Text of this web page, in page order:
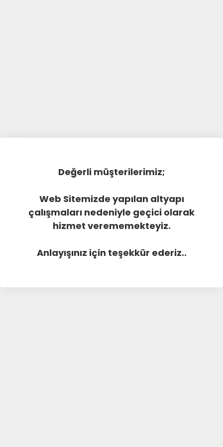
Değerli müşterilerimiz;
Web Sitemizde yapılan altyapı
çalışmaları nedeniyle geçici olarak
hizmet verememekteyiz.
Anlayışınız için teşekkür ederiz..